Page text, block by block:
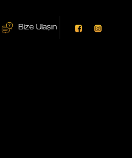
Bize Ulaşın